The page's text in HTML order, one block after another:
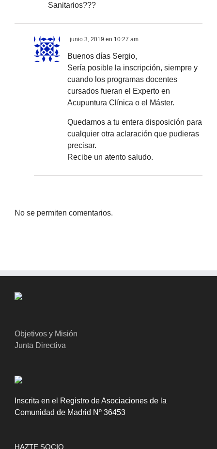
Sanitarios???
junio 3, 2019 en 10:27 am
Buenos días Sergio,
Sería posible la inscripción, siempre y
cuando los programas docentes
cursados fueran el Experto en
Acupuntura Clínica o el Máster.
Quedamos a tu entera disposición para
cualquier otra aclaración que pudieras
precisar.
Recibe un atento saludo.
No se permiten comentarios.
Objetivos y Misión
Junta Directiva
Inscrita en el Registro de Asociaciones de la
Comunidad de Madrid Nº 36453
HAZTE SOCIO